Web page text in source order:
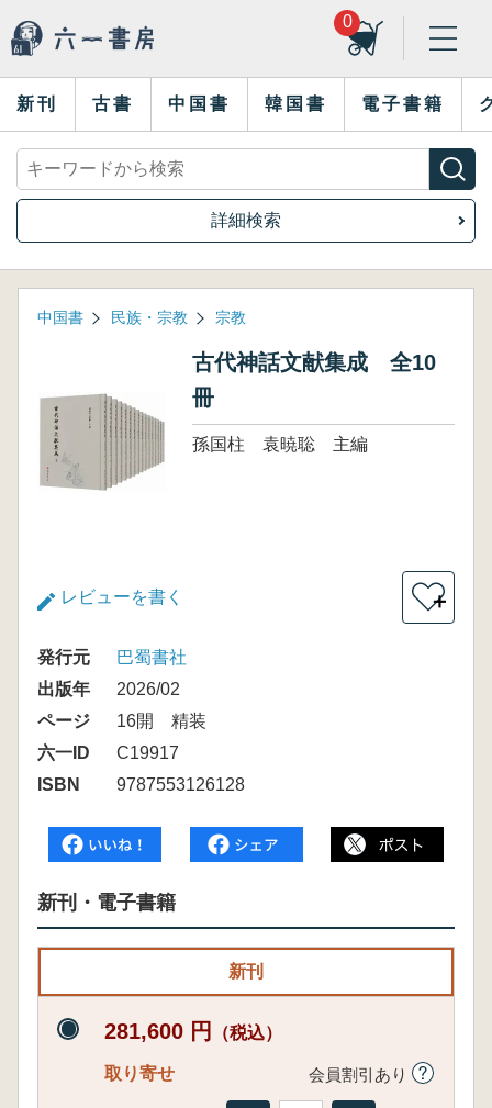
0
新刊 古書 中国書 韓国書 電子書籍
詳細検索
中国書 民族・宗教 宗教
古代神話文献集成 全10
冊
孫国柱 袁暁聡 主編
レビューを書く ＋
発行元
巴蜀書社
出版年
2026/02
ページ
16開 精装
六一ID
C19917
ISBN
9787553126128
新刊・電子書籍
新刊
281,600 円 （税込）
取り寄せ 会員割引あり